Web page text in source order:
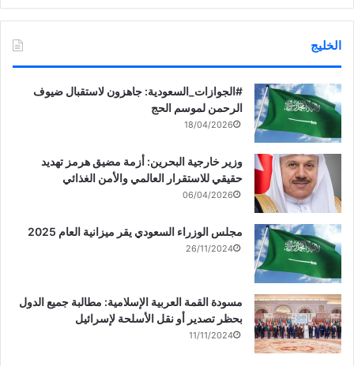
الخليج
‏‎#الجوازات_السعودية: جاهزون لاستقبال ضيوف
الرحمن لموسم الحج
18/04/2026
وزير خارجية البحرين: أزمة مضيق هرمز تهديد
حقيقي للاستقرار العالمي والأمن الغذائي
06/04/2026
مجلس الوزراء السعودي يقر ميزانية العام 2025
26/11/2024
مسودة القمة العربية الإسلامية: مطالبة جميع الدول
بحظر تصدير أو نقل الأسلحة لإسرائيل
11/11/2024